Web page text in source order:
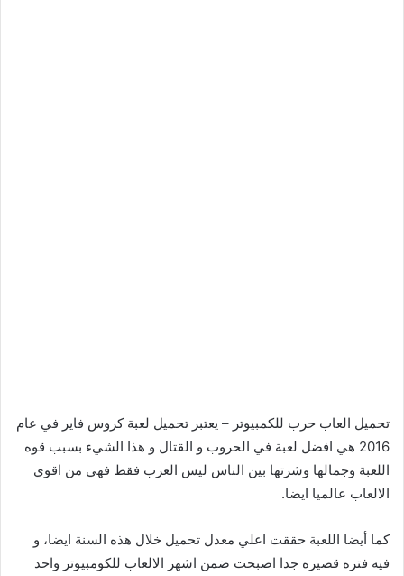
تحميل العاب حرب للكمبيوتر – يعتبر تحميل لعبة كروس فاير في عام
2016 هي افضل لعبة في الحروب و القتال و هذا الشيء بسبب قوه
اللعبة وجمالها وشرتها بين الناس ليس العرب فقط فهي من اقوي
الالعاب عالميا ايضا.
كما أيضا اللعبة حققت اعلي معدل تحميل خلال هذه السنة ايضا، و
فيه فتره قصيره جدا اصبحت ضمن اشهر الالعاب للكومبيوتر واحد